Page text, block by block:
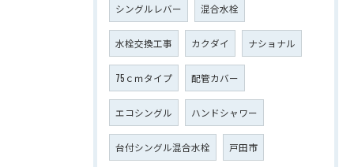
シングルレバー 混合水栓
水栓交換工事 カクダイ ナショナル
75ｃｍタイプ 配管カバー
エコシングル ハンドシャワー
台付シングル混合水栓 戸田市